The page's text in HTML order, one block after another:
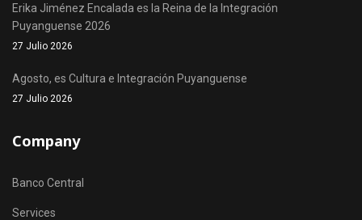
Erika Jiménez Encalada es la Reina de la Integración
Puyanguense 2026
27 Julio 2026
Agosto, es Cultura e Integración Puyanguense
27 Julio 2026
Company
Banco Central
Services